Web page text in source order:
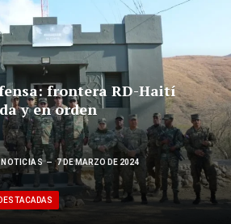
frontera RD-Haití
y en orden
NOTICIAS 7 DE MARZO DE 2024
DESTACADAS